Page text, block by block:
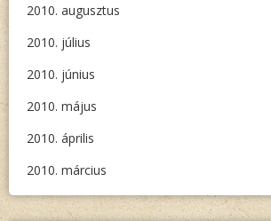
2010. augusztus
2010. július
2010. június
2010. május
2010. április
2010. március